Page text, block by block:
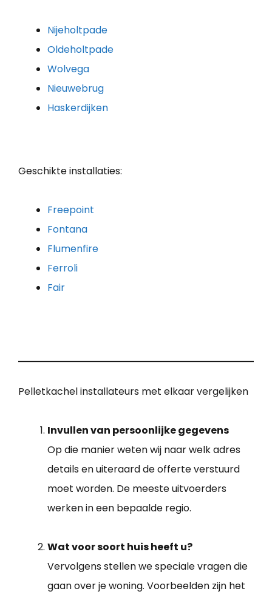
Nijeholtpade
Oldeholtpade
Wolvega
Nieuwebrug
Haskerdijken
Geschikte installaties:
Freepoint
Fontana
Flumenfire
Ferroli
Fair
Pelletkachel installateurs met elkaar vergelijken
Invullen van persoonlijke gegevens
Op die manier weten wij naar welk adres
details en uiteraard de offerte verstuurd
moet worden. De meeste uitvoerders
werken in een bepaalde regio.
Wat voor soort huis heeft u?
Vervolgens stellen we speciale vragen die
gaan over je woning. Voorbeelden zijn het